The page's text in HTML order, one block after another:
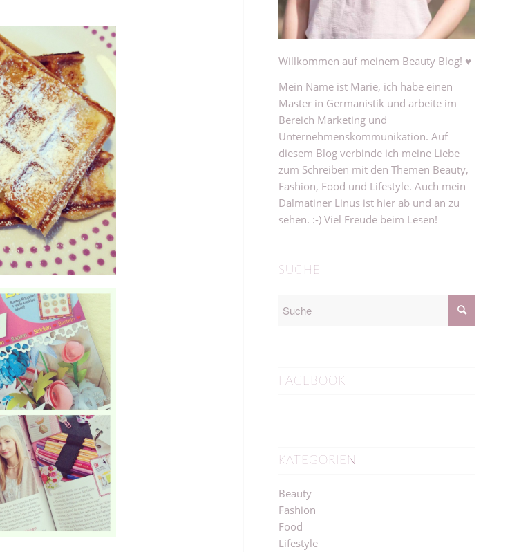
Willkommen auf meinem Beauty Blog! ♥
Mein Name ist Marie, ich habe einen
Master in Germanistik und arbeite im
Bereich Marketing und
Unternehmenskommunikation. Auf
diesem Blog verbinde ich meine Liebe
zum Schreiben mit den Themen Beauty,
Fashion, Food und Lifestyle. Auch mein
Dalmatiner Linus ist hier ab und an zu
sehen. :-) Viel Freude beim Lesen!
SUCHE
FACEBOOK
KATEGORIEN
Beauty
Fashion
Food
Lifestyle